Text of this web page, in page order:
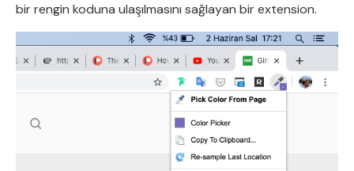
bir rengin koduna ulaşılmasını sağlayan bir extension.